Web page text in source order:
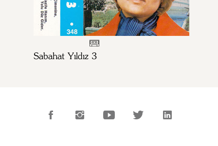
Sabahat Yıldız 3